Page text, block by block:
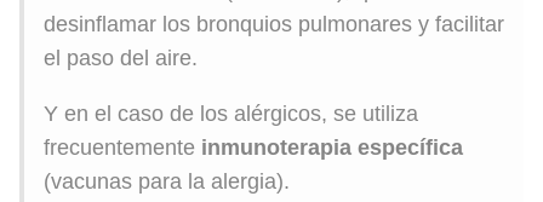
desinflamar los bronquios pulmonares y facilitar
el paso del aire.
Y en el caso de los alérgicos, se utiliza
frecuentemente inmunoterapia específica
(vacunas para la alergia).